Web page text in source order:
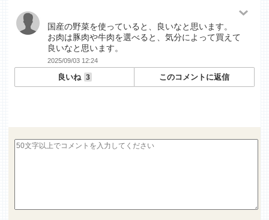
国産の野菜を使っていると、良いなと思います。
お肉は豚肉や牛肉を選べると、気分によって買えて
良いなと思います。
2025/09/03 12:24
良いね 3 このコメントに返信